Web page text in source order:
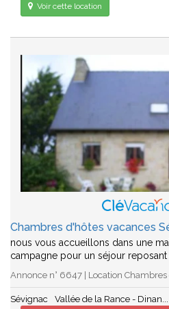
Voir cette location
Chambres d'hôtes vacances
nous vous accueillons dans une
campagne pour un séjour reposant
Annonce n° 6647 | Location
Sévignac Vallée de la Rance - Dinan...